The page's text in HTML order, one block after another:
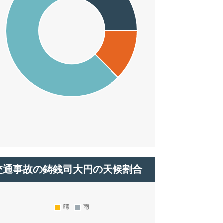
通事故の鋳銭司大円の天候割合